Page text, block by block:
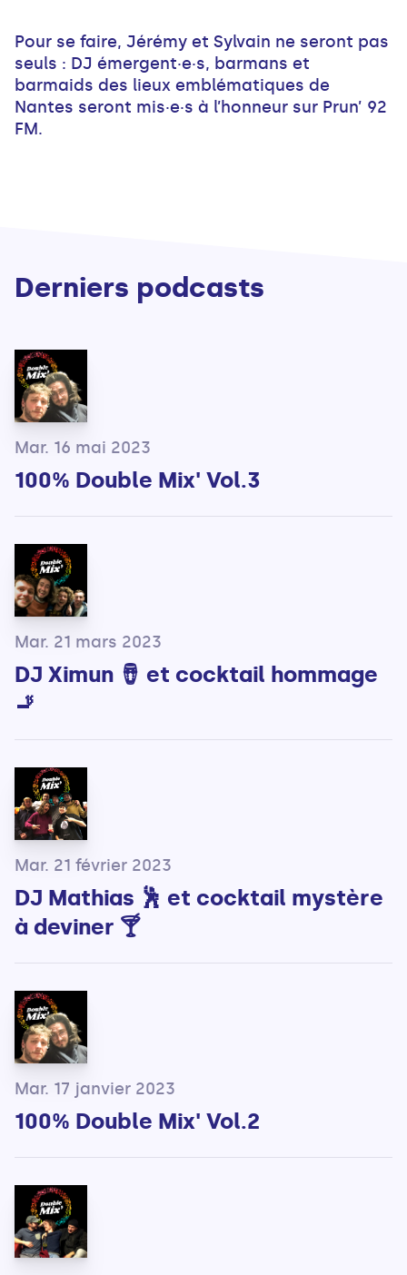
Pour se faire, Jérémy et Sylvain ne seront pas
seuls : DJ émergent·e·s, barmans et
barmaids des lieux emblématiques de
Nantes seront mis·e·s à l’honneur sur Prun’ 92
FM.
Derniers podcasts
Mar. 16 mai 2023
100% Double Mix' Vol.3
Mar. 21 mars 2023
DJ Ximun 🪘 et cocktail hommage
🚬
Mar. 21 février 2023
DJ Mathias 🕺 et cocktail mystère
à deviner 🍸
Mar. 17 janvier 2023
100% Double Mix' Vol.2